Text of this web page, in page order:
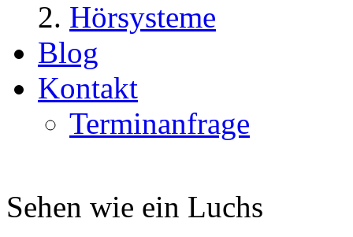
Hörsysteme
Blog
Kontakt
Terminanfrage
Sehen wie ein Luchs